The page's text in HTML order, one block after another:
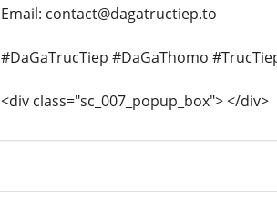
Email: contact@dagatructiep.to
#DaGaTrucTiep #DaGaThomo
<div class="sc_007_popup_box"> </div>